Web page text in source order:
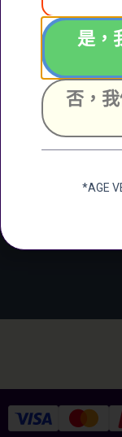
聯絡
+852
是，
否，
*AGE